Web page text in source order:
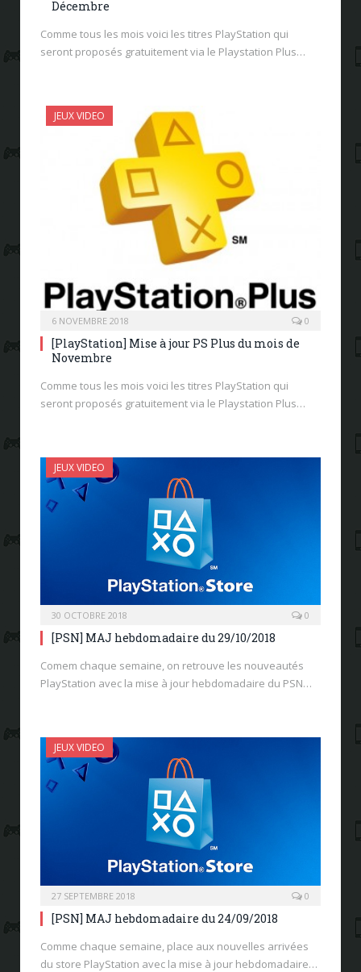
Décembre
Comme tous les mois voici les titres PlayStation qui
seront proposés gratuitement via le Playstation Plus…
JEUX VIDEO
6 NOVEMBRE 2018 0
[PlayStation] Mise à jour PS Plus du mois de
Novembre
Comme tous les mois voici les titres PlayStation qui
seront proposés gratuitement via le Playstation Plus…
JEUX VIDEO
30 OCTOBRE 2018 0
[PSN] MAJ hebdomadaire du 29/10/2018
Comem chaque semaine, on retrouve les nouveautés
PlayStation avec la mise à jour hebdomadaire du PSN…
JEUX VIDEO
27 SEPTEMBRE 2018 0
[PSN] MAJ hebdomadaire du 24/09/2018
Comme chaque semaine, place aux nouvelles arrivées
du store PlayStation avec la mise à jour hebdomadaire…